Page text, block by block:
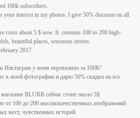
100k subscribers.
interest in my photos. I give 50% discount on all
costs about 5 $ now. It contains 100 to 200 high-
beautiful places, sensuous stories.
2017
Инстаграм у меня перевалило за 100К!
к моей фотографии и дарю 50% скидки на все
BLURB сейчас стоит около 5$.
от 100 до 200 высококачественных изображений
мест, чувственных историй.